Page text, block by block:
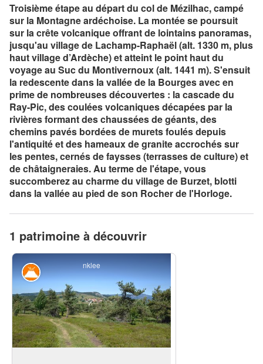
Troisième étape au départ du col de Mézilhac, campé
sur la Montagne ardéchoise. La montée se poursuit
sur la crête volcanique offrant de lointains panoramas,
jusqu'au village de Lachamp-Raphaël (alt. 1330 m, plus
haut village d’Ardèche) et atteint le point haut du
voyage au Suc du Montivernoux (alt. 1441 m). S'ensuit
la redescente dans la vallée de la Bourges avec en
prime de nombreuses découvertes : la cascade du
Ray-Pic, des coulées volcaniques décapées par la
rivières formant des chaussées de géants, des
chemins pavés bordées de murets foulés depuis
l'antiquité et des hameaux de granite accrochés sur
les pentes, cernés de faysses (terrasses de culture) et
de châtaigneraies. Au terme de l'étape, vous
succomberez au charme du village de Burzet, blotti
dans la vallée au pied de son Rocher de l'Horloge.
1 patrimoine à découvrir
nklee
Géologie